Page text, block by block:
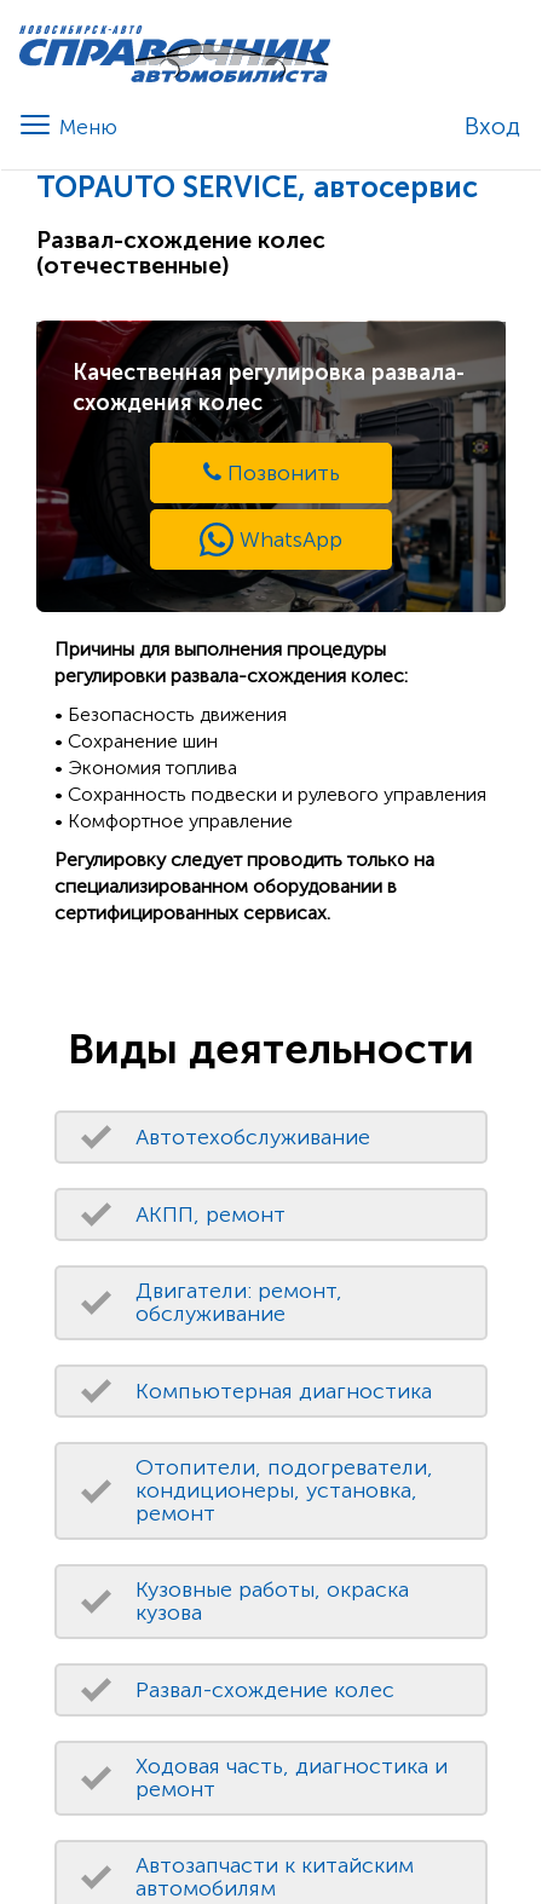
Вход
TOPAUTO SERVICE, автосервис
Развал-схождение колес
(отечественные)
Качественная регулировка развала-
схождения колес
Позвонить
WhatsApp
Причины для выполнения процедуры
регулировки развала-схождения колес:
• Безопасность движения
• Сохранение шин
• Экономия топлива
• Сохранность подвески и рулевого управления
• Комфортное управление
Регулировку следует проводить только на
специализированном оборудовании в
сертифицированных сервисах.
Виды деятельности
Автотехобслуживание
АКПП, ремонт
Двигатели: ремонт,
обслуживание
Компьютерная диагностика
Отопители, подогреватели,
кондиционеры, установка,
ремонт
Кузовные работы, окраска
кузова
Развал-схождение колес
Ходовая часть, диагностика и
ремонт
Автозапчасти к китайским
автомобилям